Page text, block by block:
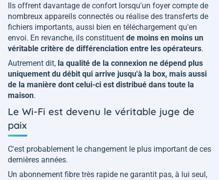
Ils offrent davantage de confort lorsqu'un foyer compte de
nombreux appareils connectés ou réalise des transferts de
fichiers importants, aussi bien en téléchargement qu'en
envoi. En revanche, ils constituent de moins en moins un
véritable critère de différenciation entre les opérateurs.
Autrement dit, la qualité de la connexion ne dépend plus
uniquement du débit qui arrive jusqu'à la box, mais aussi
de la manière dont celui-ci est distribué dans toute la
maison.
Le Wi-Fi est devenu le véritable juge de
paix
C'est probablement le changement le plus important de ces
dernières années.
Un abonnement fibre très rapide ne garantit pas, à lui seul,